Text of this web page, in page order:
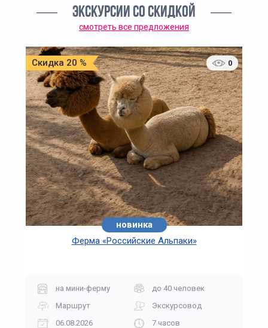
ЭКСКУРСИИ СО СКИДКОЙ
смотреть все предложения
Скидка 20 % 0
новинка
Ферма «Российские Альпаки»
на мини-ферму
до 40 человек
Маршрут
Экскурсовод
06.08.2026
7 часов